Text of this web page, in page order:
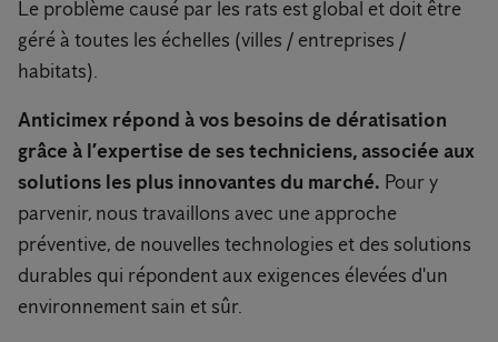
Le problème causé par les rats est global et doit être
géré à toutes les échelles (villes / entreprises /
habitats).
Anticimex répond à vos besoins de dératisation
grâce à l’expertise de ses techniciens, associée aux
solutions les plus innovantes du marché. Pour y
parvenir, nous travaillons avec une approche
préventive, de nouvelles technologies et des solutions
durables qui répondent aux exigences élevées d'un
environnement sain et sûr.